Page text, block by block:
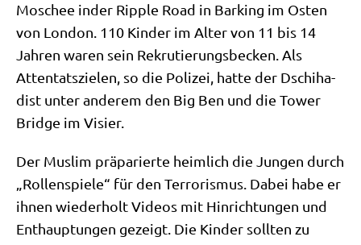
Moschee inder Ripp­le Road in Bar­king im Osten
von Lon­don. 110 Kin­der im Alter von 11 bis 14
Jah­ren waren sein Rekru­tie­rungs­becken. Als
Atten­tats­zie­len, so die Poli­zei, hat­te der Dschi­ha­
dist unter ande­rem den Big Ben und die Tower
Bridge im Visier.
Der Mus­lim prä­pa­rier­te heim­lich die Jun­gen durch
„Rol­len­spie­le“ für den Ter­ro­ris­mus. Dabei habe er
ihnen wie­der­holt Vide­os mit Hin­rich­tun­gen und
Ent­haup­tun­gen gezeigt. Die Kin­der soll­ten zu